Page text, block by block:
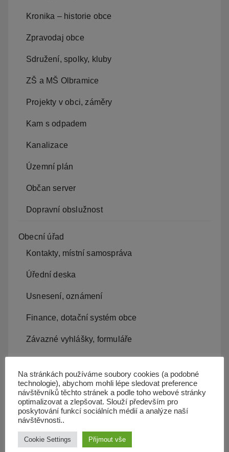
Kronika – historie obce
Zpravodaj obce
Sdružení, spolky, kluby
ZŠ a MŠ Olbramice
Projekty v obci, záměry
Kam s odpadem
Kanalizace
Územní plán
Občan server
Dopravní obslužnost
Obecní úřad
Kontakty, místní samospráva
Úřední deska
Usnesení, oznámení
Finance, dotační systém obce
Závazné vyhlášky, formuláře
Czech POINT
Veřejné zakázky
Život v obci
Aktuality, události obce
Na stránkách používáme soubory cookies (a podobné
technologie), abychom mohli lépe sledovat preference
návštěvníků těchto stránek a podle toho webové stránky
optimalizovat a zlepšovat. Slouží především pro
poskytování funkcí sociálních médií a analýze naší
návštěvnosti..
Cookie Settings Přijmout vše